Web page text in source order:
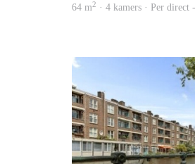
64 m2 · 4 kamers · Per direct